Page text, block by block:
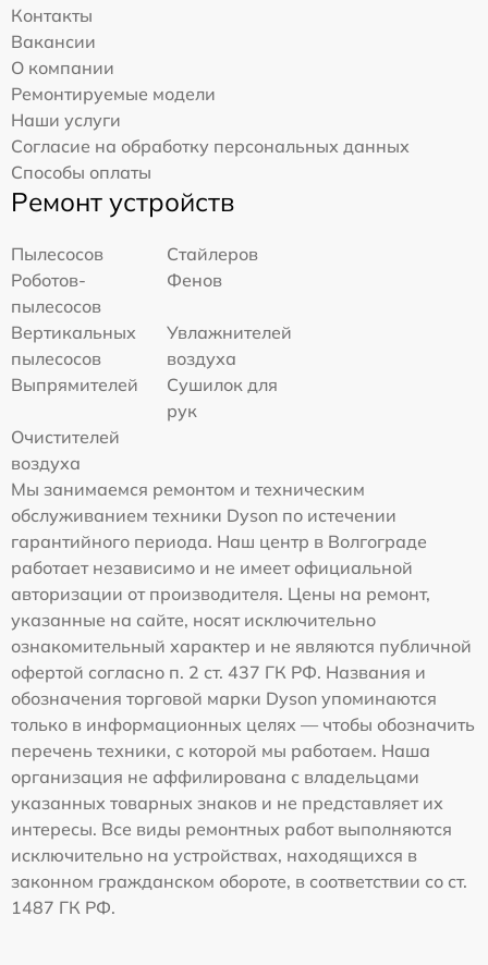
Контакты
Вакансии
О компании
Ремонтируемые модели
Наши услуги
Согласие на обработку персональных данных
Способы оплаты
Ремонт устройств
Пылесосов
Стайлеров
Роботов-
пылесосов
Фенов
Вертикальных
пылесосов
Увлажнителей
воздуха
Выпрямителей
Сушилок для
рук
Очистителей
воздуха
Мы занимаемся ремонтом и техническим
обслуживанием техники Dyson по истечении
гарантийного периода. Наш центр в Волгограде
работает независимо и не имеет официальной
авторизации от производителя. Цены на ремонт,
указанные на сайте, носят исключительно
ознакомительный характер и не являются публичной
офертой согласно п. 2 ст. 437 ГК РФ. Названия и
обозначения торговой марки Dyson упоминаются
только в информационных целях — чтобы обозначить
перечень техники, с которой мы работаем. Наша
организация не аффилирована с владельцами
указанных товарных знаков и не представляет их
интересы. Все виды ремонтных работ выполняются
исключительно на устройствах, находящихся в
законном гражданском обороте, в соответствии со ст.
1487 ГК РФ.